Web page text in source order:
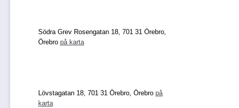
Södra Grev Rosengatan 18, 701 31 Örebro,
Örebro på karta
Lövstagatan 18, 701 31 Örebro, Örebro på
karta